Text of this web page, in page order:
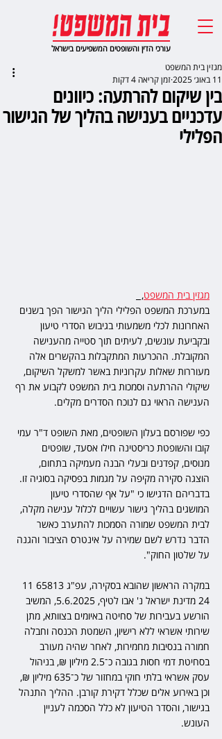
עורכי הדין והשופטים המשפיעים בישראל
בין שיקום להרתעה: כיוונים
עדכניים בענישה בהליך של הגישור
הפלילי
מגזין בית המשפט
11 באוג׳ 2025
זמן קריאה 4 דקות
מגזין בית המשפט,
במערכת המשפט הפלילי הליך הגישור הפך בשנים
האחרונות לכלי משמעותי בגיבוש הסדרי טיעון
ובקביעת עונשים, לעיתים תוך סטייה מהענישה
המקובלת. ההכרעות המתקבלות בהקשרים אלה
מעוררות שאלות עקרוניות באשר למשקל השיקום,
שיקולי ההרתעה וסמכות בית המשפט לקבוע את רף
הענישה הראוי גם לנוכח הסדרים מקלים.
כפי שפורסם בעלון השופטים, מאת השופט ד"ר עמי
קובו והשופטת כריסטינה חילו אסעד, שופטים
מנוסים, קפדנים ובעלי הבנה מעמיקה בתחום,
הוצגה סקירה מקיפה על מגמות בפסיקה בסוגיה זו.
בדבריהם הדגישו כי "על אף שהסדרי טיעון
המושגים בהליך גישור עשויים לכלול ענישה מקלה,
לבית המשפט שמורה הסמכות להתערב כאשר
הדבר נדרש לשם שמירה על אינטרס הציבור והגנה
על שלטון החוק".
24 מדינת ישראל נ' אבו לטיף, 5.6.2025, המשיב
הורשע בעבירות של סחיטה באיומים בצוותא, מתן
שירותי אשראי ללא רישיון, השמטת הכנסה וחבלה
חמורה בנסיבות מחמירות, לאחר שהיה מעורב
בסחיטת דמי חסות בגובה כ־2.5 מיליון ₪, בניהול
עסק אשראי בלתי חוקי במחזור של כ־635 מיליון ₪,
וכן באירוע אלים שכלל דקירת קורבן. ההליך התנהל
בגישור, והסדר הטיעון לא כלל הסכמה לעניין
העונש.